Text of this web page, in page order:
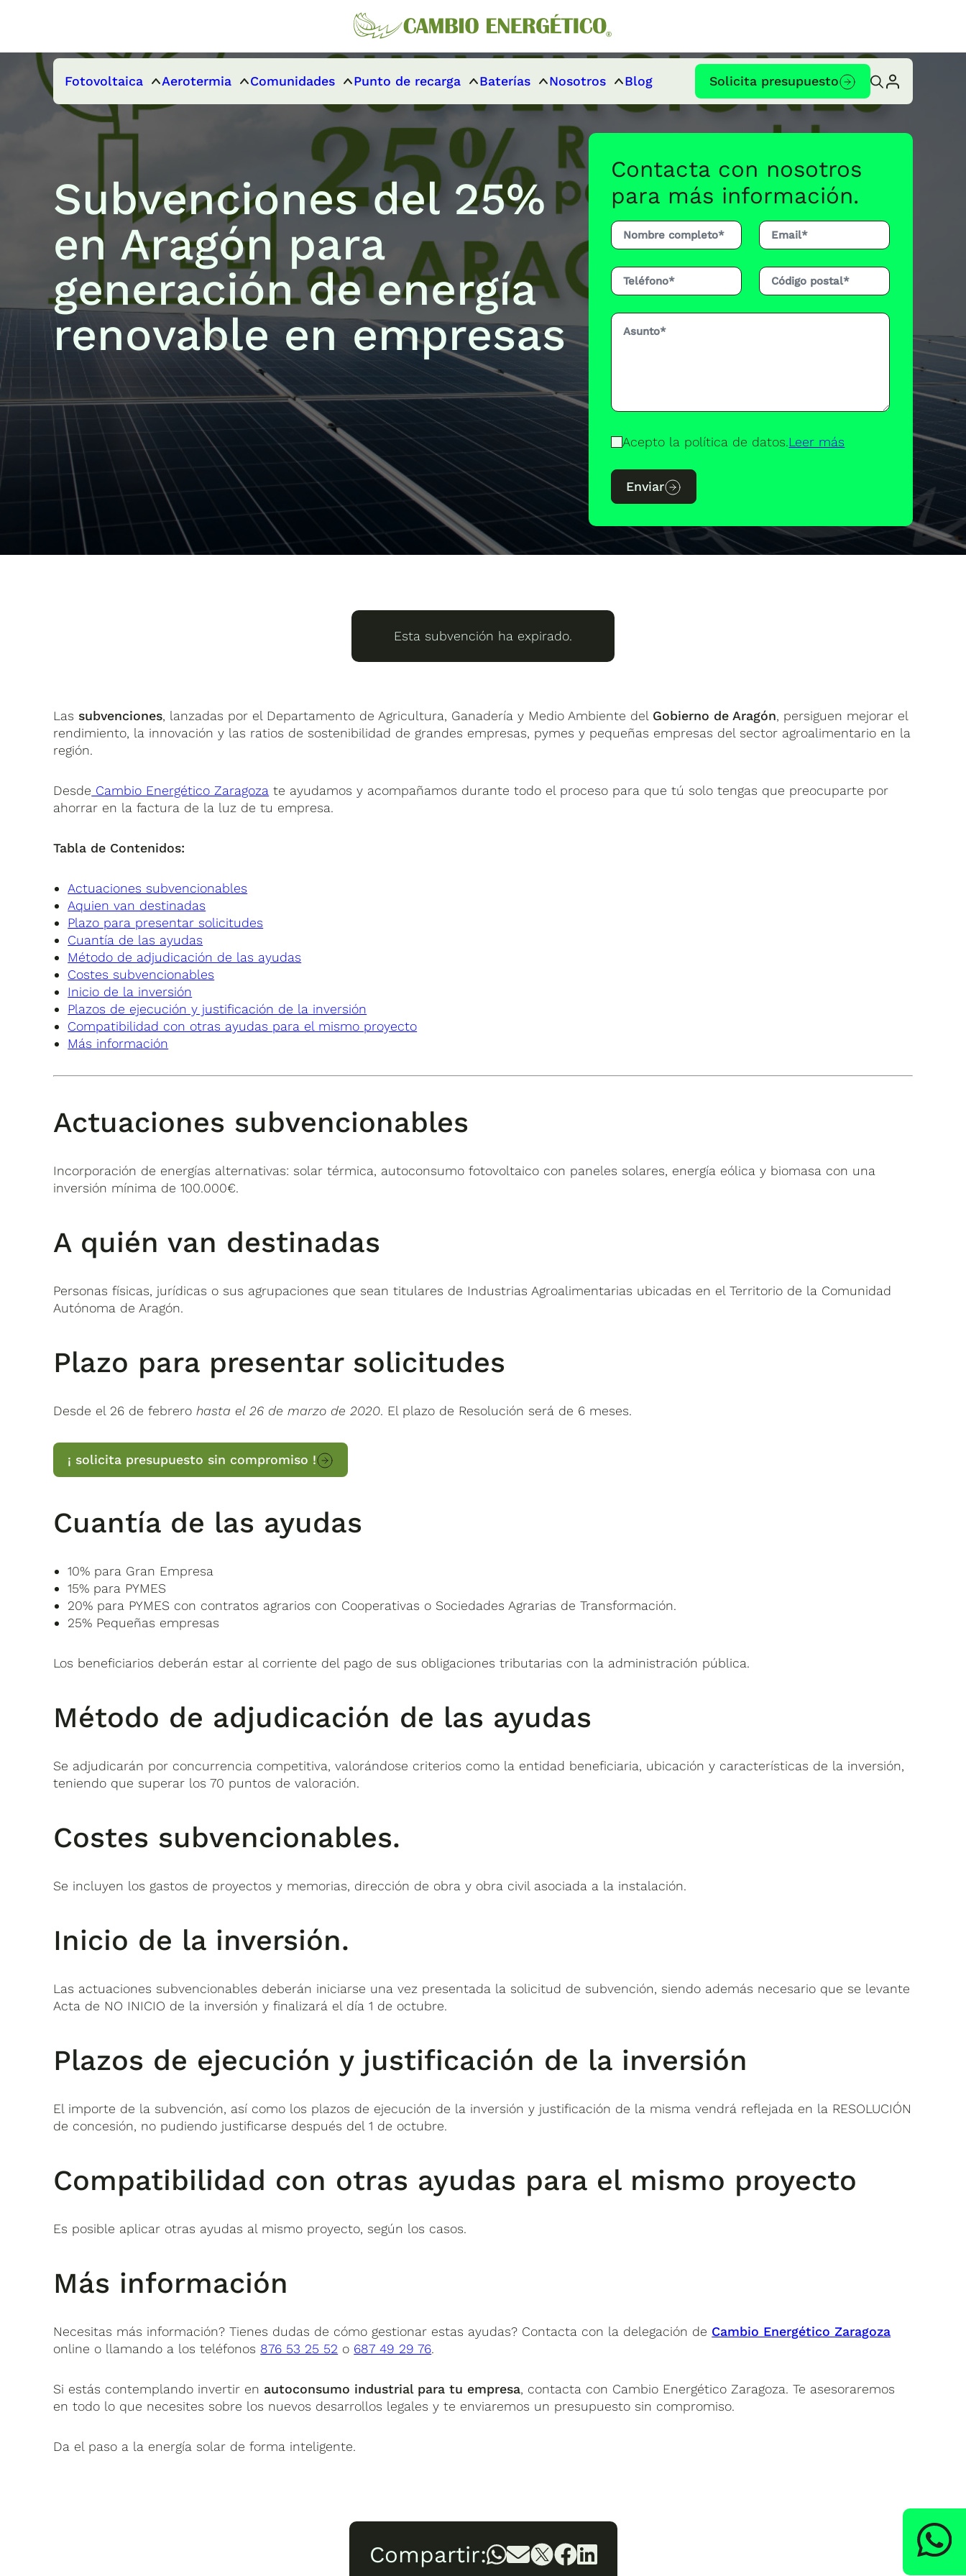
Fotovoltaica Aerotermia Comunidades Punto de recarga Baterías Nosotros Blog Solicita presupuesto
Subvenciones del 25%
en Aragón para
generación de energía
renovable en empresas
Contacta con nosotros
para más información.
Acepto la política de datos.Leer más
Enviar
Esta subvención ha expirado.
Lassubvenciones, lanzadas por el Departamento de Agricultura, Ganadería y Medio Ambiente del Gobierno de Aragón, persiguen mejorar el
rendimiento, la innovación y las ratios de sostenibilidad de grandes empresas, pymes y pequeñas empresas del sector agroalimentario en la
región.
Desde Cambio Energético Zaragoza te ayudamos y acompañamos durante todo el proceso para que tú solo tengas que preocuparte por
ahorrar en la factura de la luz de tu empresa.
Tabla de Contenidos:
Actuaciones subvencionables
Aquien van destinadas
Plazo para presentar solicitudes
Cuantía de las ayudas
Método de adjudicación de las ayudas
Costes subvencionables
Inicio de la inversión
Plazos de ejecución y justificación de la inversión
Compatibilidad con otras ayudas para el mismo proyecto
Más información
Actuaciones subvencionables
Incorporación de energías alternativas: solar térmica, autoconsumo fotovoltaico con paneles solares, energía eólica y biomasa con una
inversión mínima de 100.000€.
A quién van destinadas
Personas físicas, jurídicas o sus agrupaciones que sean titulares de Industrias Agroalimentarias ubicadas en el Territorio de la Comunidad
Autónoma de Aragón.
Plazo para presentar solicitudes
Desde el 26 de febrerohasta el 26 de marzo de 2020. El plazo de Resolución será de 6 meses.
¡ solicita presupuesto sin compromiso !
Cuantía de las ayudas
10% para Gran Empresa
15% para PYMES
20% para PYMES con contratos agrarios con Cooperativas o Sociedades Agrarias de Transformación.
25% Pequeñas empresas
Los beneficiarios deberán estar al corriente del pago de sus obligaciones tributarias con la administración pública.
Método de adjudicación de las ayudas
Se adjudicarán por concurrencia competitiva, valorándose criterios como la entidad beneficiaria, ubicación y características de la inversión,
teniendo que superar los 70 puntos de valoración.
Costes subvencionables.
Se incluyen los gastos de proyectos y memorias, dirección de obra y obra civil asociada a la instalación.
Inicio de la inversión.
Las actuaciones subvencionables deberán iniciarse una vez presentada la solicitud de subvención, siendo además necesario que se levante
Acta de NO INICIO de la inversión y finalizará el día 1 de octubre.
Plazos de ejecución y justificación de la inversión
El importe de la subvención, así como los plazos de ejecución de la inversión y justificación de la misma vendrá reflejada en la RESOLUCIÓN
de concesión, no pudiendo justificarse después del 1 de octubre.
Compatibilidad con otras ayudas para el mismo proyecto
Es posible aplicar otras ayudas al mismo proyecto, según los casos.
Más información
Necesitas más información? Tienes dudas de cómo gestionar estas ayudas? Contacta con la delegación de Cambio Energético Zaragoza
online o llamando a los teléfonos 876 53 25 52 o 687 49 29 76.
Si estás contemplando invertir en autoconsumo industrial para tu empresa, contacta con Cambio Energético Zaragoza. Te asesoraremos
en todo lo que necesites sobre los nuevos desarrollos legales y te enviaremos un presupuesto sin compromiso.
Da el paso a la energía solar de forma inteligente.
Compartir: